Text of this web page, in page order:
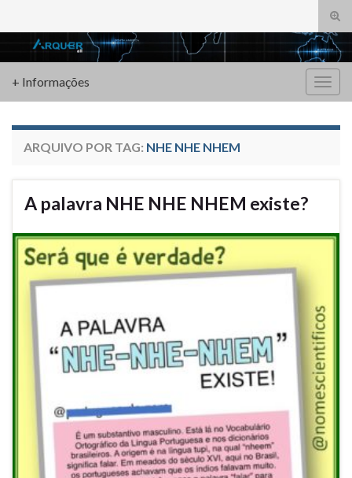
de
Search for:
+ Informações
ARQUIVO POR TAG: NHE NHE NHEM
A palavra NHE NHE NHEM existe?